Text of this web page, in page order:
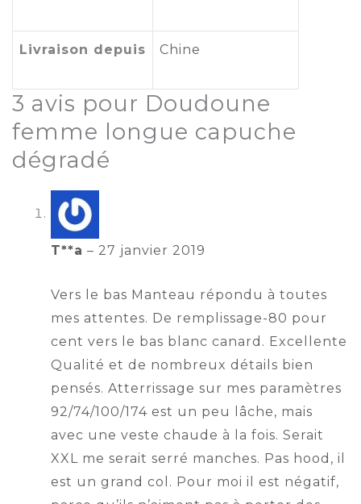
Livraison depuis Chine
3 avis pour Doudoune
femme longue capuche
dégradé
T**a – 27 janvier 2019
Vers le bas Manteau répondu à toutes
mes attentes. De remplissage-80 pour
cent vers le bas blanc canard. Excellente
Qualité et de nombreux détails bien
pensés. Atterrissage sur mes paramètres
92/74/100/174 est un peu lâche, mais
avec une veste chaude à la fois. Serait
XXL me serait serré manches. Pas hood, il
est un grand col. Pour moi il est négatif,